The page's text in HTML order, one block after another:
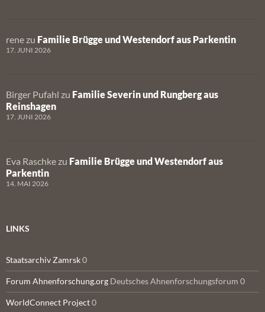
rene zu Familie Brügge und Westendorf aus Parkentin
17. JUNI 2026
Birger Pufahl zu Familie Severin und Rungberg aus
Reinshagen
17. JUNI 2026
Eva Raschke zu Familie Brügge und Westendorf aus
Parkentin
14. MAI 2026
LINKS
Staatsarchiv Zamrsk0
Forum Ahnenforschung.org Deutsches Ahnenforschungsforum 0
WorldConnect Project0